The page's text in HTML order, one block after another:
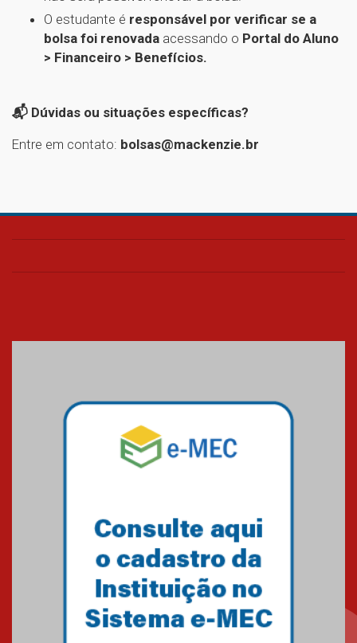
O estudante é responsável por verificar se a
bolsa foi renovada acessando o Portal do Aluno
> Financeiro > Benefícios.
📬 Dúvidas ou situações específicas?
Entre em contato: bolsas@mackenzie.br